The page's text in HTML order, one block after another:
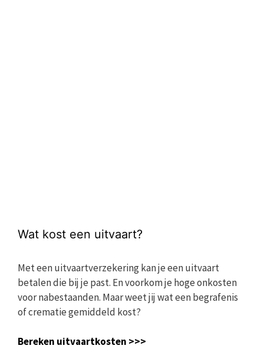
Wat kost een uitvaart?
Met een uitvaartverzekering kan je een uitvaart
betalen die bij je past. En voorkom je hoge onkosten
voor nabestaanden. Maar weet jij wat een begrafenis
of crematie gemiddeld kost?
Bereken uitvaartkosten >>>